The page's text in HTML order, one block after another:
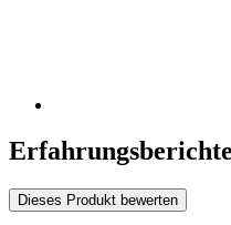
Dieses Produkt bewerten